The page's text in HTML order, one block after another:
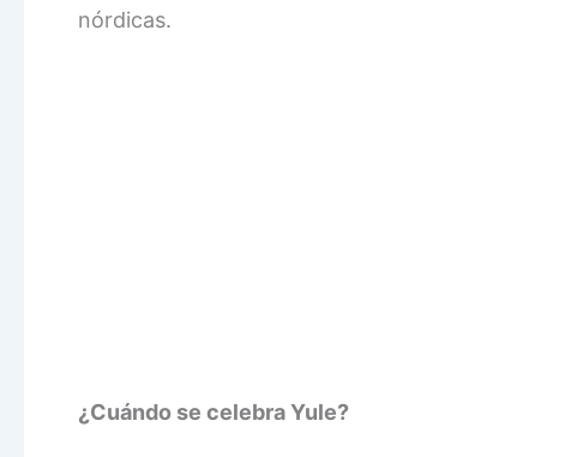
nórdicas.
¿Cuándo se celebra Yule?